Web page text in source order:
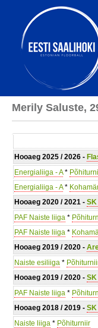
Merily Saluste,
Hooaeg 2025 / 2026 -
Energialiiga - A*
Energialiiga - A*
Hooaeg 2020 / 2021 - SK
PAF Naiste liiga *
PAF Naiste liiga *
Hooaeg 2019 / 2020 -
Naiste esiliiga *
Hooaeg 2019 / 2020 - SK
PAF Naiste liiga *
Hooaeg 2018 / 2019 - SK
Naiste liiga * Põhiturniir